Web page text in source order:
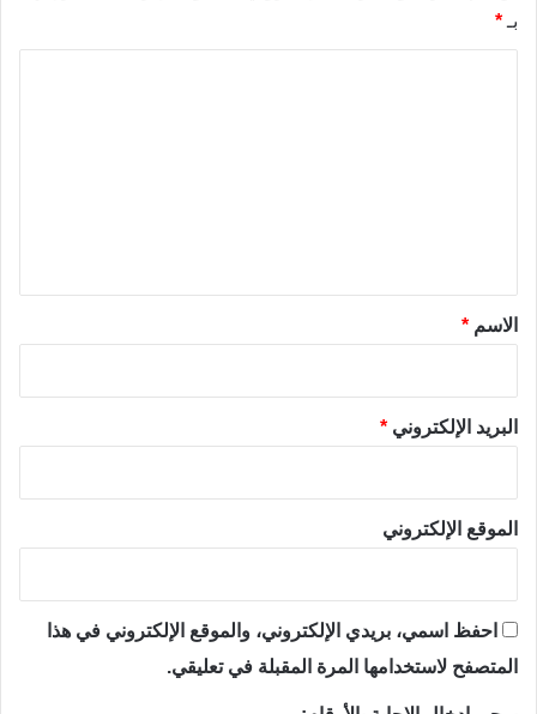
بـ *
*الاسم *
البريد الإلكتروني *
الموقع الإلكتروني
احفظ اسمي، بريدي الإلكتروني، والموقع الإلكتروني في هذا
المتصفح لاستخدامها المرة المقبلة في تعليقي.